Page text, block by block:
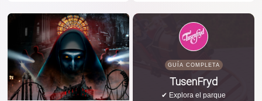
GUÍA COMPLETA
TusenFryd
✔ Explora el parque